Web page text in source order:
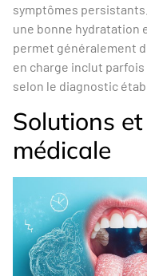
symptômes
une bonne hydratation
permet généralement
en charge inclut
selon le diagnostic
Solutions
médicale